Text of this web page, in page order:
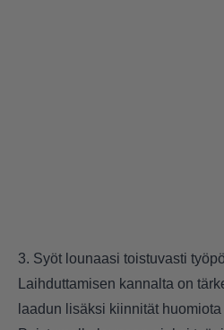
3. Syöt lounaasi toistuvasti
Laihduttamisen kannalta on
laadun lisäksi kiinnität